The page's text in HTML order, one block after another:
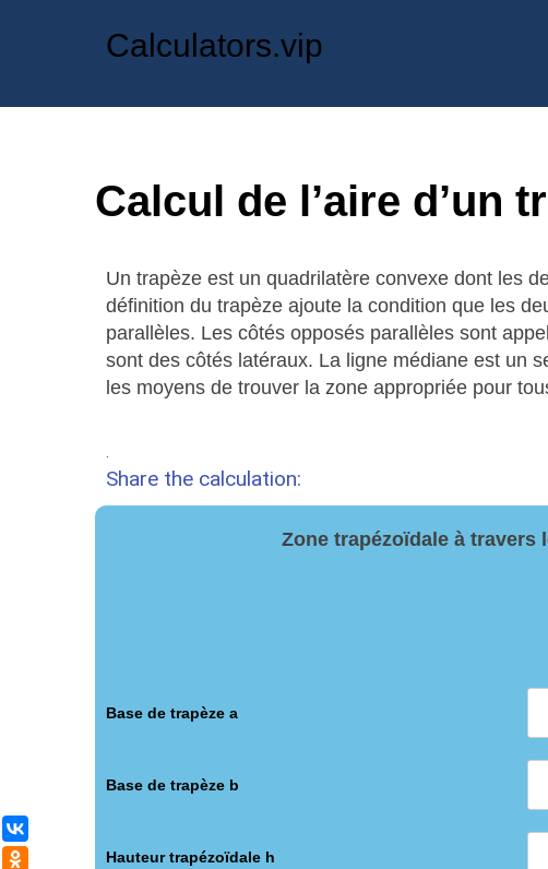
Calculators.vip
Calcul de l’aire d’un
Un trapèze est un quadrilatère convexe dont les
définition du trapèze ajoute la condition que les
parallèles. Les côtés opposés parallèles sont
sont des côtés latéraux. La ligne médiane est un
les moyens de trouver la zone appropriée pour
Share the calculation:
Zone trapézoïdale à travers
Base de trapèze а
Base de trapèze b
Hauteur trapézoïdale h
Одноклассники